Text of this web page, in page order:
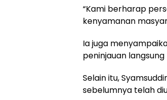
“Kami berharap
kenyamanan
Ia juga
peninjauan
Selain itu,
sebelumnya telah